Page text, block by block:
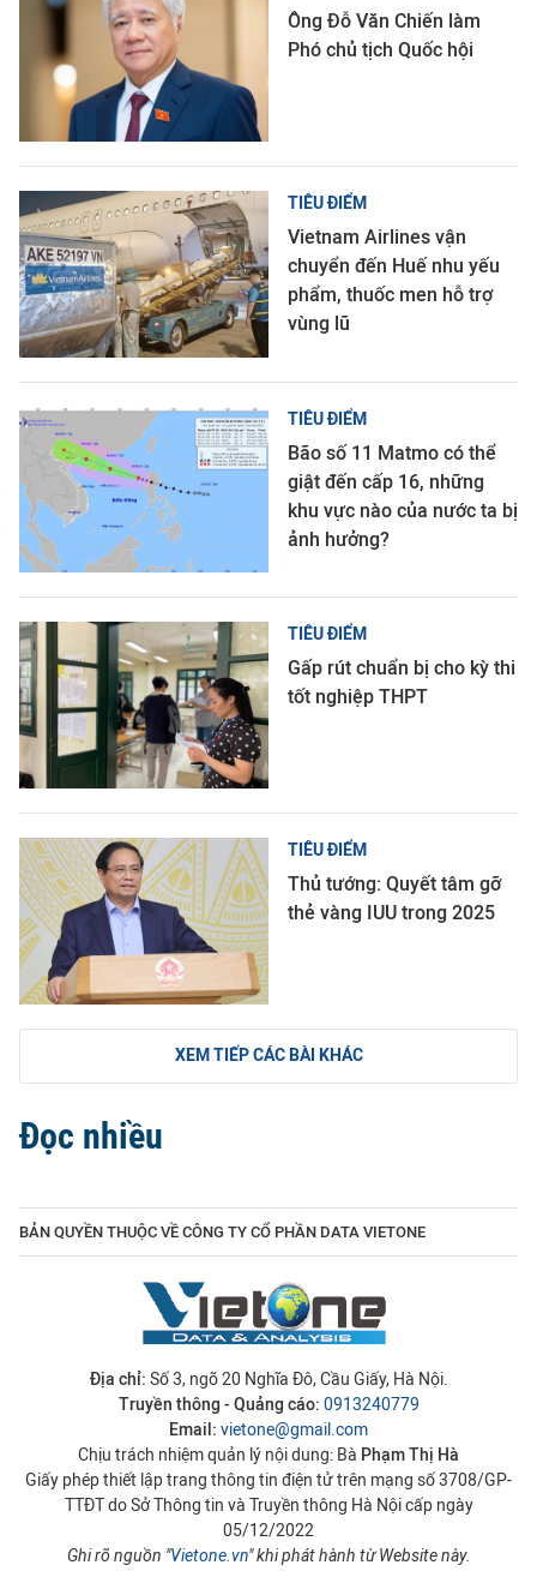
Ông Đỗ Văn Chiến làm
Phó chủ tịch Quốc hội
TIÊU ĐIỂM
Vietnam Airlines vận
chuyển đến Huế nhu yếu
phẩm, thuốc men hỗ trợ
vùng lũ
TIÊU ĐIỂM
Bão số 11 Matmo có thể
giật đến cấp 16, những
khu vực nào của nước ta bị
ảnh hưởng?
TIÊU ĐIỂM
Gấp rút chuẩn bị cho kỳ thi
tốt nghiệp THPT
TIÊU ĐIỂM
Thủ tướng: Quyết tâm gỡ
thẻ vàng IUU trong 2025
XEM TIẾP CÁC BÀI KHÁC
Đọc nhiều
BẢN QUYỀN THUỘC VỀ CÔNG TY CỔ PHẦN DATA VIETONE
Địa chỉ: Số 3, ngõ 20 Nghĩa Đô, Cầu Giấy, Hà Nội.
Truyền thông - Quảng cáo: 0913240779
Email: vietone@gmail.com
Chịu trách nhiệm quản lý nội dung: Bà Phạm Thị Hà
Giấy phép thiết lập trang thông tin điện tử trên mạng số 3708/GP-
TTĐT do Sở Thông tin và Truyền thông Hà Nội cấp ngày
05/12/2022
Ghi rõ nguồn "Vietone.vn" khi phát hành từ Website này.